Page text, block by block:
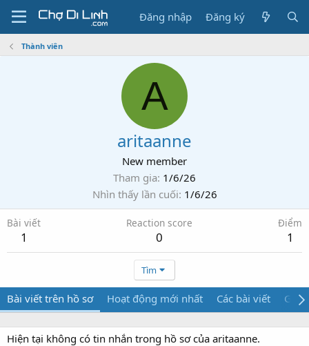
Đăng nhập Đăng ký
Thành viên
A
aritaanne
New member
Tham gia 1/6/26
Nhìn thấy lần cuối 1/6/26
Bài viết
1
Reaction score
0
Điểm
1
Tìm
Bài viết trên hồ sơ Hoạt động mới nhất Các bài viết Giới
Hiện tại không có tin nhắn trong hồ sơ của aritaanne.